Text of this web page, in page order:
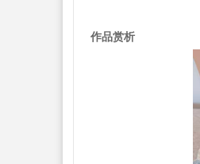
作品赏析